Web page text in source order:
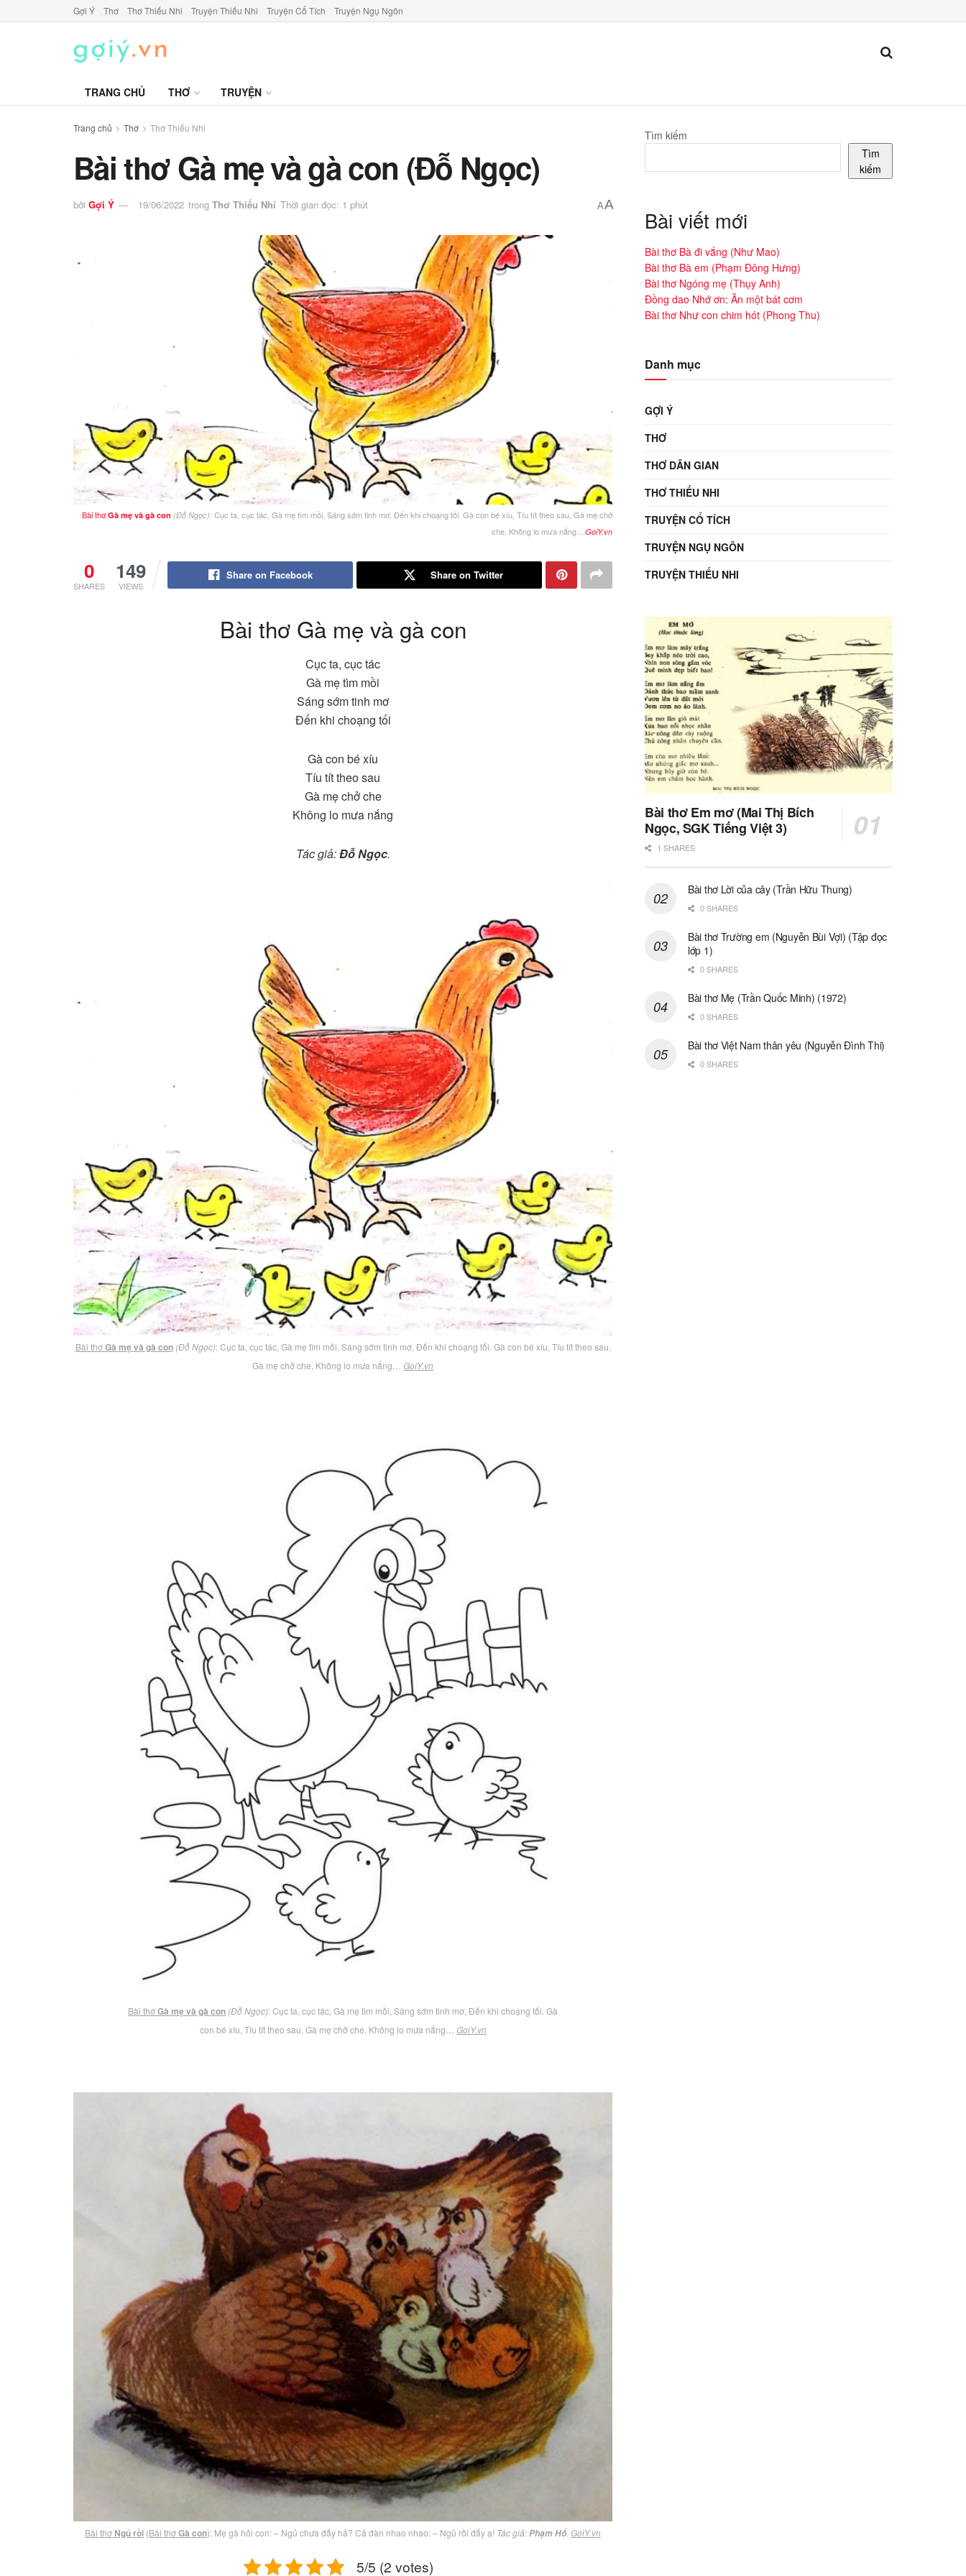
Gợi Ý Thơ Thơ Thiếu Nhi Truyện Thiếu Nhi Truyện Cổ Tích Truyện Ngụ Ngôn
TRANG CHỦ THƠ TRUYỆN
Trang chủ Thơ Thơ Thiếu Nhi
Bài thơ Gà mẹ và gà con (Đỗ Ngọc)
bởi Gợi Ý 19/06/2022 trong Thơ Thiếu Nhi Thời gian đọc: 1 phút AA
Bài thơGà mẹ và gà con (Đỗ Ngọc): Cục ta, cục tác, Gà mẹ tìm mồi, Sáng sớm tinh mơ, Đến khi choạng tối. Gà con bé xíu, Tíu tít theo sau, Gà mẹ chở
che, Không lo mưa nắng... GoiY.vn
0
SHARES
149
VIEWS
Share on Facebook Share on Twitter
Bài thơ Gà mẹ và gà con
Cục ta, cục tác
Gà mẹ tìm mồi
Sáng sớm tinh mơ
Đến khi choạng tối
Gà con bé xíu
Tíu tít theo sau
Gà mẹ chở che
Không lo mưa nắng
Tác giả:Đỗ Ngọc.
Bài thơGà mẹ và gà con (Đỗ Ngọc): Cục ta, cục tác, Gà mẹ tìm mồi, Sáng sớm tinh mơ, Đến khi choạng tối. Gà con bé xíu, Tíu tít theo sau,
Gà mẹ chở che, Không lo mưa nắng… GoiY.vn
Bài thơGà mẹ và gà con (Đỗ Ngọc): Cục ta, cục tác, Gà mẹ tìm mồi, Sáng sớm tinh mơ, Đến khi choạng tối. Gà
con bé xíu, Tíu tít theo sau, Gà mẹ chở che, Không lo mưa nắng… GoiY.vn
Bài thơ Ngủ rồi (Bài thơGà con): Mẹ gà hỏi con: – Ngủ chưa đấy hả? Cả đàn nhao nhao: – Ngủ rồi đấy ạ! Tác giả:Phạm Hổ. GoiY.vn
5/5 (2 votes)
Tìm kiếm
Tìm
kiếm
Bài viết mới
Bài thơ Bà đi vắng (Như Mao)
Bài thơ Bà em (Phạm Đông Hưng)
Bài thơ Ngóng mẹ (Thụy Anh)
Đồng dao Nhớ ơn: Ăn một bát cơm
Bài thơ Như con chim hót (Phong Thu)
Danh mục
GỢI Ý
THƠ
THƠ DÂN GIAN
THƠ THIẾU NHI
TRUYỆN CỔ TÍCH
TRUYỆN NGỤ NGÔN
TRUYỆN THIẾU NHI
Bài thơ Em mơ (Mai Thị Bích
Ngọc, SGK Tiếng Việt 3)
1 SHARES
Bài thơ Lời của cây (Trần Hữu Thung)
0 SHARES
Bài thơ Trường em (Nguyễn Bùi Vợi) (Tập đọc
lớp 1)
0 SHARES
Bài thơ Mẹ (Trần Quốc Minh) (1972)
0 SHARES
Bài thơ Việt Nam thân yêu (Nguyễn Đình Thi)
0 SHARES